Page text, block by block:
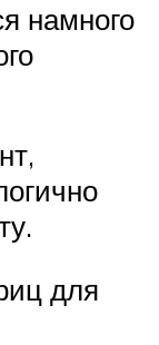
намного
для